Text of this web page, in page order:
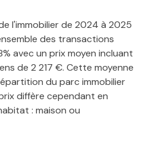
l'immobilier de 2024 à 2025
des transactions
avec un prix moyen incluant
de 2 217 €. Cette moyenne
du parc immobilier
diffère cependant en
: maison ou